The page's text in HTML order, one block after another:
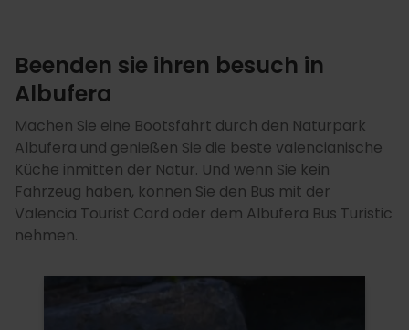
Beenden sie ihren besuch in
Albufera
Machen Sie eine Bootsfahrt durch den Naturpark
Albufera und genießen Sie die beste valencianische
Küche inmitten der Natur. Und wenn Sie kein
Fahrzeug haben, können Sie den Bus mit der
Valencia Tourist Card oder dem Albufera Bus Turistic
nehmen.